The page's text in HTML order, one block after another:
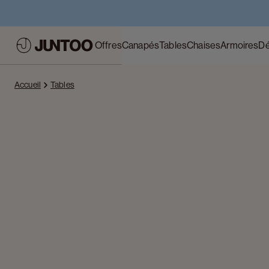
OffresCanapésTablesChaisesArmoires
Accueil Tables